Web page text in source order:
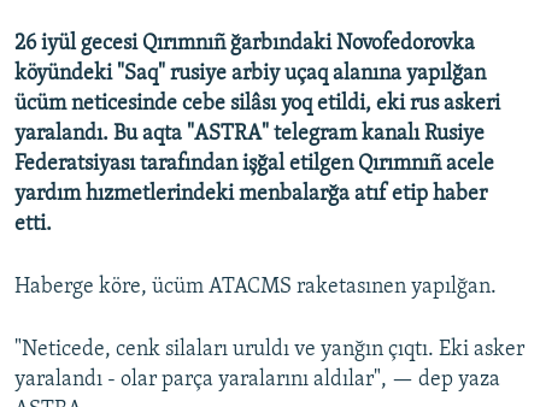
RFE/RS bütün saytları
26 iyül gecesi Qırımnıñ ğarbındaki Novofedorovka
köyündeki "Saq" rusiye arbiy uçaq alanına yapılğan
ücüm neticesinde cebe silâsı yoq etildi, eki rus askeri
yaralandı. Bu aqta "ASTRA" telegram kanalı Rusiye
Federatsiyası tarafından işğal etilgen Qırımnıñ acele
yardım hızmetlerindeki menbalarğa atıf etip haber
etti.
Haberge köre, ücüm ATACMS raketasınen yapılğan.
"Neticede, cenk silaları uruldı ve yanğın çıqtı. Eki asker
yaralandı - olar parça yaralarını aldılar", — dep yaza